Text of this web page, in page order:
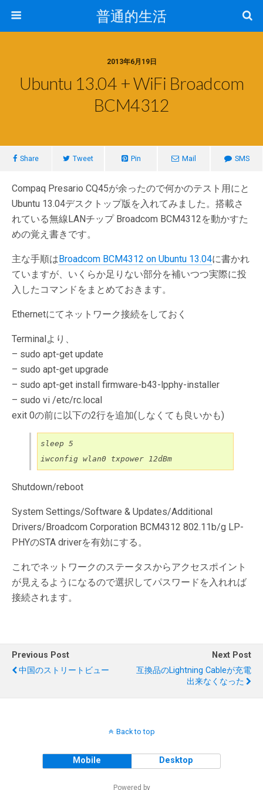
普通的生活
2013年6月19日
Ubuntu 13.04 + WiFi Broadcom
BCM4312
Share Tweet Pin Mail SMS
Compaq Presario CQ45が余ったので何かのテスト用にと
Ubuntu 13.04デスクトップ版を入れてみました。搭載さ
れている無線LANチップ Broadcom BCM4312を動かすた
めの覚え書きです。
主な手順はBroadcom BCM4312 on Ubuntu 13.04に書かれ
ていますが、いくらか足りない部分を補いつつ実際に投
入したコマンドをまとめておきます。
Ethernetにてネットワーク接続をしておく
Terminalより、
– sudo apt-get update
– sudo apt-get upgrade
– sudo apt-get install firmware-b43-lpphy-installer
– sudo vi /etc/rc.local
exit 0の前に以下の2行を追加(しなくても良いかも)
sleep 5
iwconfig wlan0 txpower 12dBm
Shutdown/reboot
System Settings/Software & Updates/Additional
Drivers/Broadcom Corporation BCM4312 802.11b/g LP-
PHYのSTA driverを有効にする。
これでネットワークのステータスからアクセスポイント
が見えるようになるので選択してパスワードを入れれば
接続されます。
Previous Post
中国のストリートビュー
Next Post
互換品のLightning Cableが充電
出来なくなった
Back to top
Mobile Desktop
Powered by